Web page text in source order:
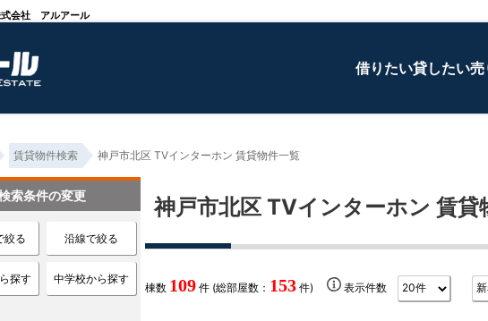
式会社 アルアール
借りたい貸したい売
賃貸物件検索 神戸市北区 TVインターホン 賃貸物件一覧
神戸市北区 TVインターホン 賃貸
棟数 109 件 (総部屋数： 153 件) 表示件数
索条件の変更
絞る 沿線で絞る
探す 中学校から探す